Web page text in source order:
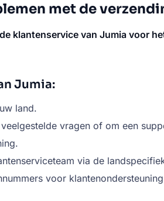
met de
de klantenservice van Jumia voor
Jumia:
land.
vragen of om een
via de
voor